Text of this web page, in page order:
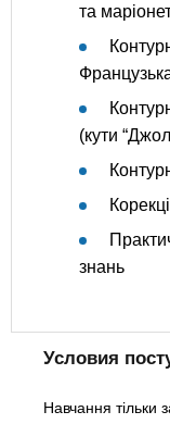
та
(кути
знань
Условия
Навчання тільки